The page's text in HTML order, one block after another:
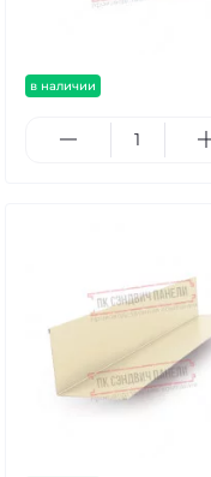
в наличии